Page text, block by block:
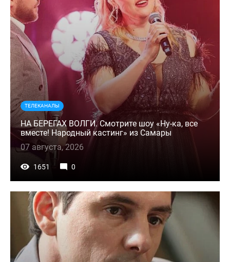
ТЕЛЕКАНАЛЫ
НА БЕРЕГАХ ВОЛГИ. Смотрите шоу «Ну-ка, все
вместе! Народный кастинг» из Самары
07 августа, 2026
1651 0